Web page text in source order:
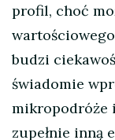
profil, choć
budzi
świadomie
mikropodróże
zupełnie inną